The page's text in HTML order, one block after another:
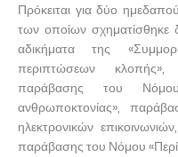
Πρόκειται για δύο
των οποίων σχηματίσθηκε
αδικήματα της
περιπτώσεων κλοπής»,
παράβασης του
ανθρωποκτονίας»,
ηλεκτρονικών
παράβασης του Νόμου